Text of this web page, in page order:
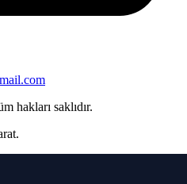
hakları saklıdır.